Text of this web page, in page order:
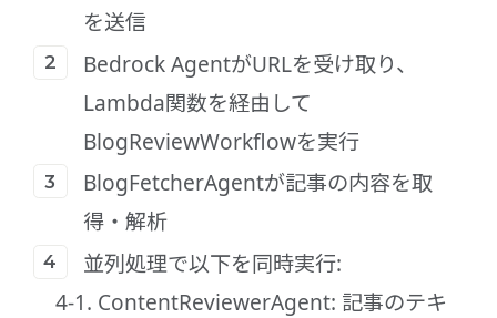
を送信
Bedrock AgentがURLを受け取り、
Lambda関数を経由して
BlogReviewWorkflowを実行
BlogFetcherAgentが記事の内容を取
得・解析
並列処理で以下を同時実行:
4-1. ContentReviewerAgent: 記事のテキ